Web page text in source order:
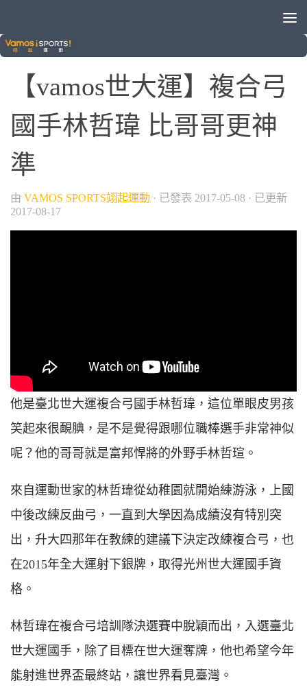
2017臺北世大運
【vamos世大運】複合弓
國手林哲瑋 比哥哥更神
準
由 VAMOS SPORTS翊起運動 · 已發表 2017-05-08 · 已更新
2017-08-17
他是臺北世大運複合弓國手林哲瑋，這位單眼皮男孩
笑起來很靦腆，是不是覺得跟哪位職棒選手非常神似
呢？他的哥哥就是富邦悍將的外野手林哲瑄。
來自運動世家的林哲瑋從幼稚園就開始練游泳，上國
中後改練反曲弓，一直到大學因為成績沒有特別突
出，升大四那年在教練的建議下決定改練複合弓，也
在2015年全大運射下銀牌，取得光州世大運國手資
格。
林哲瑋在複合弓培訓隊決選賽中脫穎而出，入選臺北
世大運國手，除了目標在世大運奪牌，他也希望今年
能射進世界盃最終站，讓世界看見臺灣。